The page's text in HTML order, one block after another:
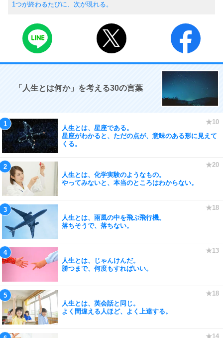
1つが終わるたびに、次が現れる。
「人生とは何か」を考える30の言葉
人生とは、星座である。
星座がわかると、ただの点が、意味のある形に見えて
くる。
人生とは、化学実験のようなもの。
やってみないと、本当のところはわからない。
人生とは、雨風の中を飛ぶ飛行機。
落ちそうで、落ちない。
人生とは、じゃんけんだ。
勝つまで、何度もすればいい。
人生とは、英会話と同じ。
よく間違える人ほど、よく上達する。